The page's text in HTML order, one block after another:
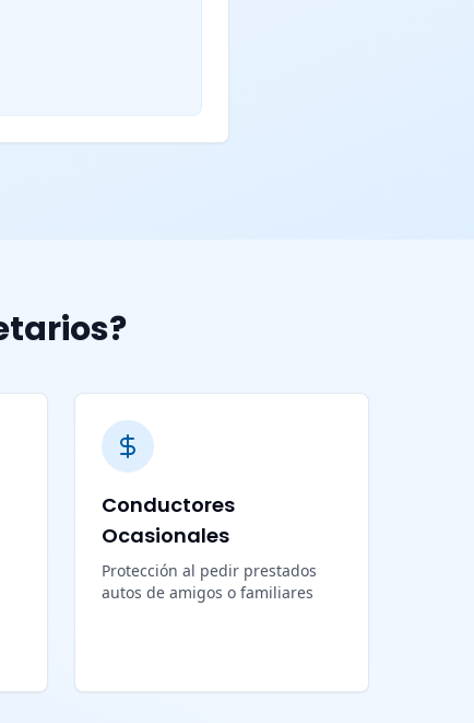
Conductores
Ocasionales
Protección al pedir prestados
autos de amigos o familiares